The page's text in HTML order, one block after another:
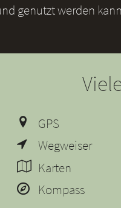
genutzt werden
GPS
Wegweiser
Karten
Kompass